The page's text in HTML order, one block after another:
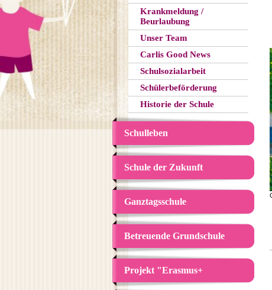
Krankmeldung /
Beurlaubung
Unser Team
Carlis Good News
Schulsozialarbeit
Schülerbeförderung
Historie der Schule
Schulleben
Schule der Zukunft
Ganztagsschule
Betreuende Grundschule
Projekt "Erasmus+